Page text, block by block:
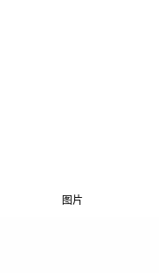
图片